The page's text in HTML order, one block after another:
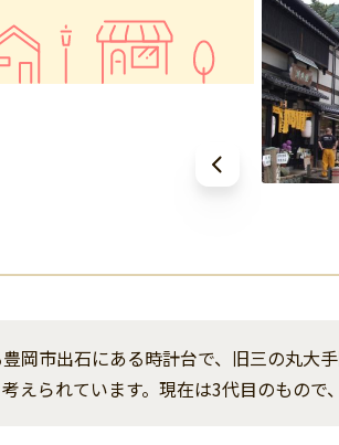
豊岡市出石にある時計台で、旧三の丸
えられています。現在は3代目のもので